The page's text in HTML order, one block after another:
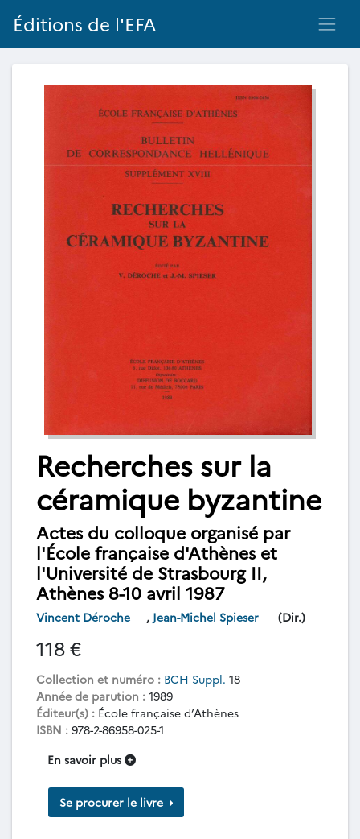
Éditions de l'EFA
Recherches sur la
céramique byzantine
Actes du colloque organisé par
l'École française d'Athènes et
l'Université de Strasbourg II,
Athènes 8-10 avril 1987
Vincent Déroche , Jean-Michel Spieser (Dir.)
118 €
Collection et numéro : BCH Suppl. 18
Année de parution : 1989
Éditeur(s) : École française d’Athènes
ISBN : 978-2-86958-025-1
En savoir plus
Se procurer le livre